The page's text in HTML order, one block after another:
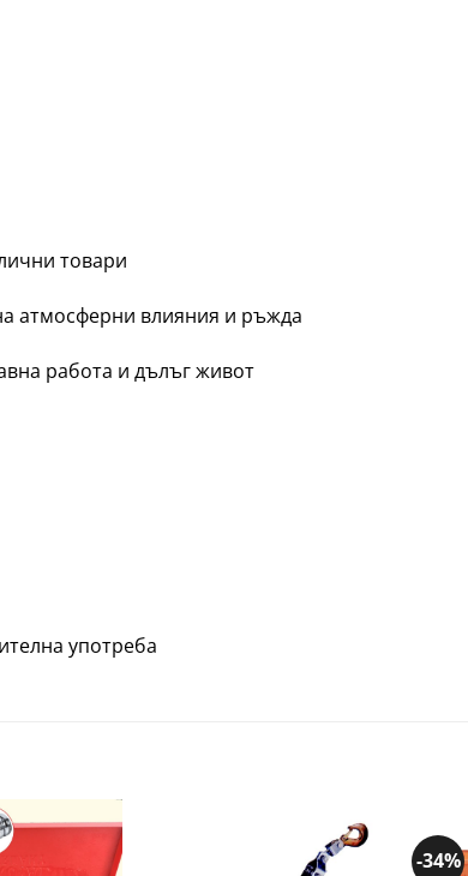
товари
атмосферни влияния и ръжда
работа и дълъг живот
употреба
Добави
-34%